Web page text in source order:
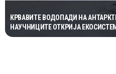
КРВАВИТЕ ВОДОПАДИ НА
НАУЧНИЦИТЕ ОТКРИЈА
МИЛИОНИ ГОДИНИ